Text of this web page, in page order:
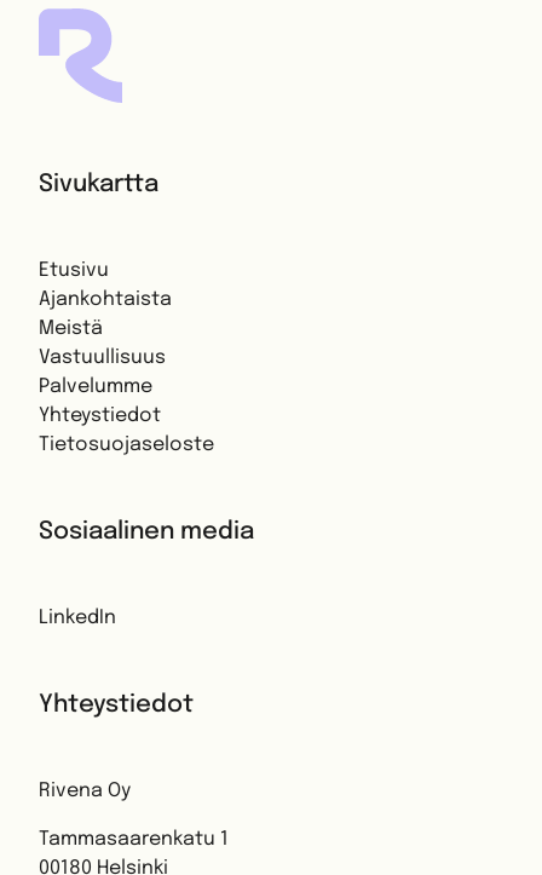
Sivukartta
Etusivu
Ajankohtaista
Meistä
Vastuullisuus
Palvelumme
Yhteystiedot
Tietosuojaseloste
Sosiaalinen media
LinkedIn
Yhteystiedot
Rivena Oy
Tammasaarenkatu 1
00180 Helsinki